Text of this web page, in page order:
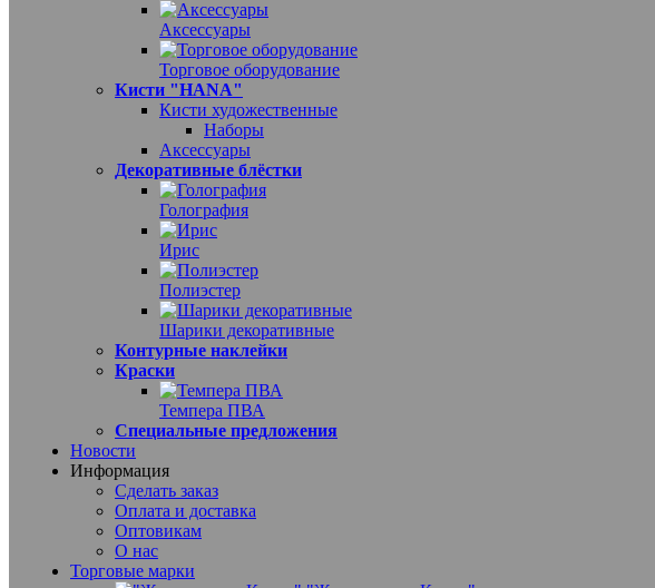
Аксессуары
Торговое оборудование
Кисти "HANA"
Кисти художественные
Наборы
Аксессуары
Декоративные блёстки
Голография
Ирис
Полиэстер
Шарики декоративные
Контурные наклейки
Краски
Темпера ПВА
Специальные предложения
Новости
Информация
Сделать заказ
Оплата и доставка
Оптовикам
О нас
Торговые марки